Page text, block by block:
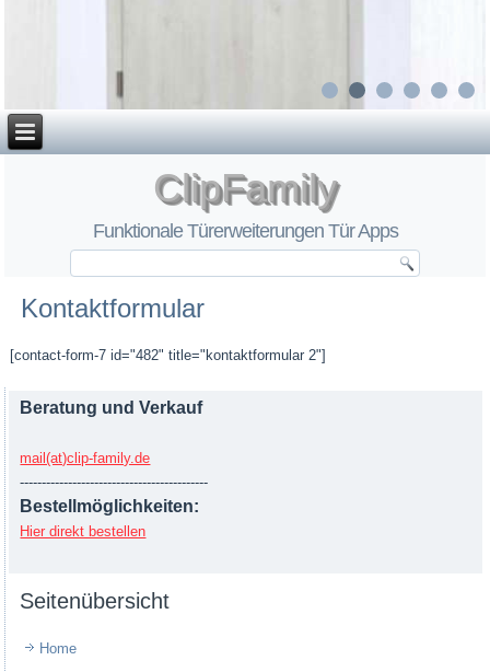
ClipFamily
Funktionale Türerweiterungen Tür Apps
Kontaktformular
[contact-form-7 id="482" title="kontaktformular 2"]
Beratung und Verkauf
mail(at)clip-family.de
-------------------------------------------
Bestellmöglichkeiten:
Hier direkt bestellen
Seitenübersicht
Home